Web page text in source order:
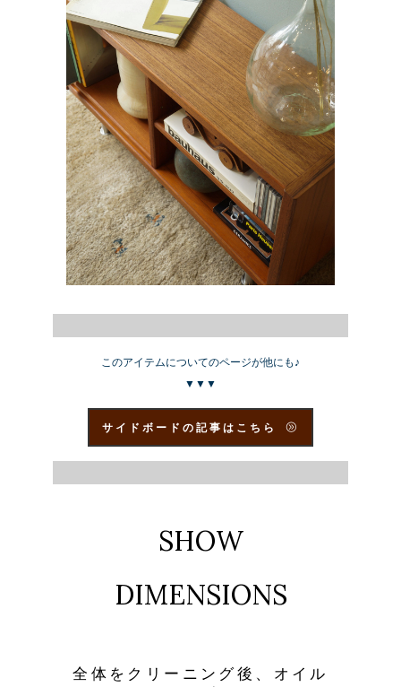
このアイテムについてのページが他にも♪
▼▼▼
サイドボードの記事はこちら
SHOW
DIMENSIONS
全体をクリーニング後、オイル